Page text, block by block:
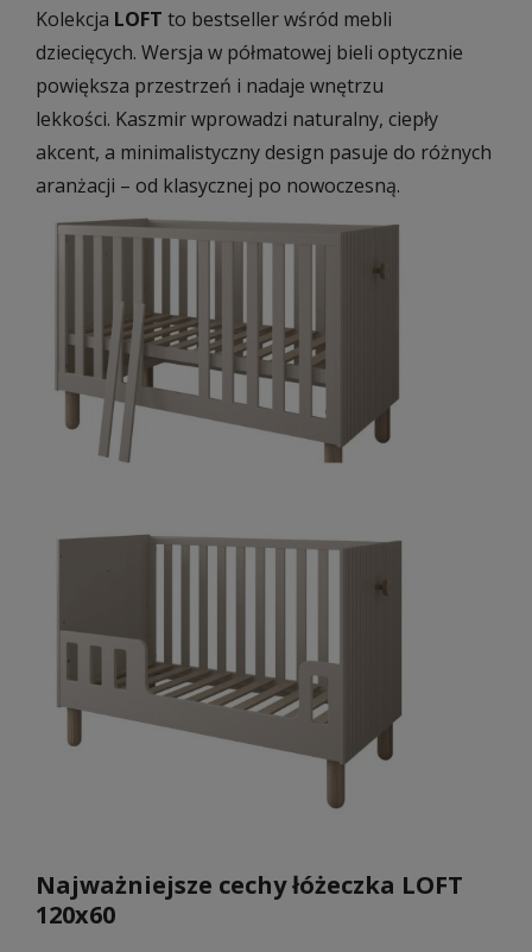
Kolekcja LOFT to bestseller wśród mebli
dziecięcych. Wersja w półmatowej bieli optycznie
powiększa przestrzeń i nadaje wnętrzu
lekkości. Kaszmir wprowadzi naturalny, ciepły
akcent, a minimalistyczny design pasuje do różnych
aranżacji – od klasycznej po nowoczesną.
Najważniejsze cechy łóżeczka LOFT
120x60